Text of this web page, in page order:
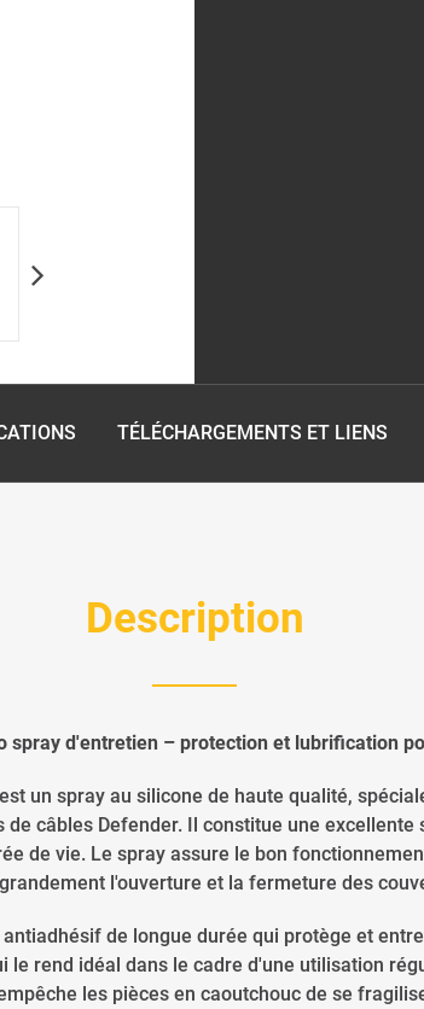
TÉLÉCHARGEMENTS ET LIENS
Description
spray d'entretien – protection et lubrification
un spray au silicone de haute qualité,
câbles Defender. Il constitue une
de vie. Le spray assure le bon
l'ouverture et la fermeture des
de longue durée qui protège et
le rend idéal dans le cadre d'une utilisation
les pièces en caoutchouc de se